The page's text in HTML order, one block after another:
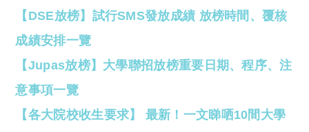
【DSE放榜】試行SMS發放成績 放榜時間、覆核
成績安排一覽
【Jupas放榜】大學聯招放榜重要日期、程序、注
意事項一覽
【各大院校收生要求】 最新！一文睇哂10間大學